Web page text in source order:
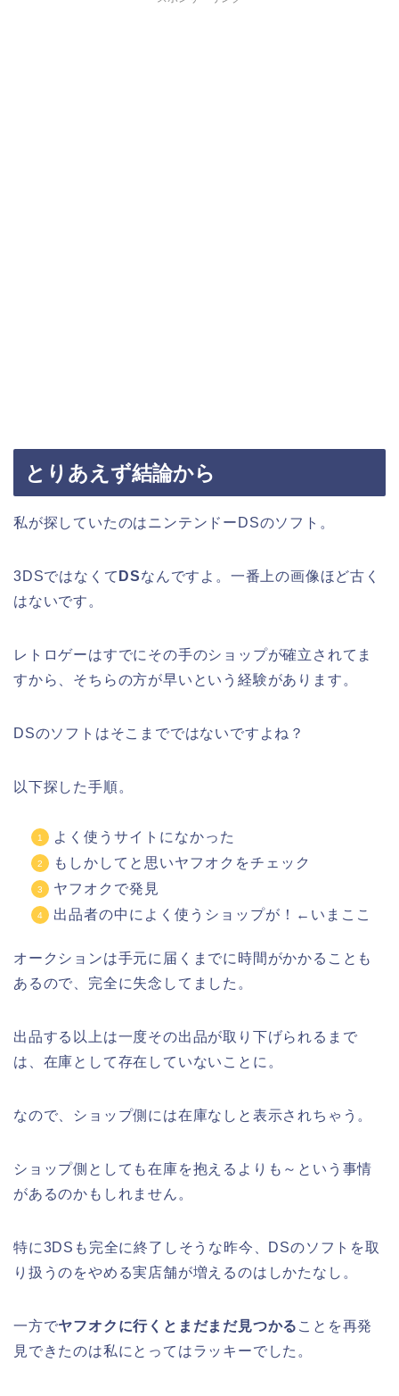
とりあえず結論から
私が探していたのはニンテンドーDSのソフト。
3DSではなくて DSなんですよ。一番上の画像ほど古く
はないです。
レトロゲーはすでにその手のショップが確立されてま
すから、そちらの方が早いという経験があります。
DSのソフトはそこまでではないですよね？
以下探した手順。
よく使うサイトになかった
もしかしてと思いヤフオクをチェック
ヤフオクで発見
出品者の中によく使うショップが！←いまここ
オークションは手元に届くまでに時間がかかることも
あるので、完全に失念してました。
出品する以上は一度その出品が取り下げられるまで
は、在庫として存在していないことに。
なので、ショップ側には在庫なしと表示されちゃう。
ショップ側としても在庫を抱えるよりも～という事情
があるのかもしれません。
特に3DSも完全に終了しそうな昨今、DSのソフトを取
り扱うのをやめる実店舗が増えるのはしかたなし。
一方でヤフオクに行くとまだまだ見つかる ことを再発
見できたのは私にとってはラッキーでした。